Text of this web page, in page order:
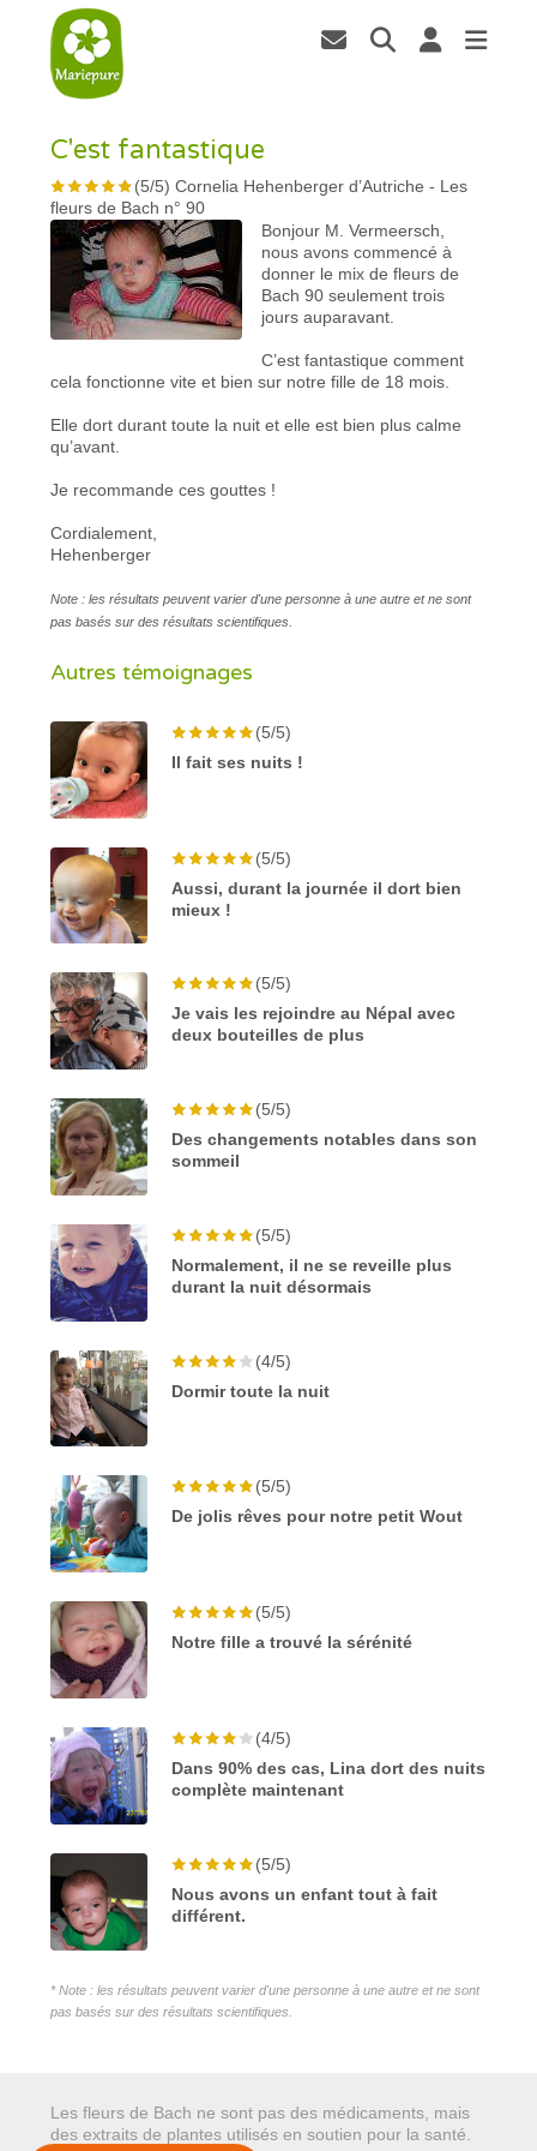
C'est fantastique
(5/5)Cornelia Hehenberger d’Autriche - Les
fleurs de Bach n° 90
Bonjour M. Vermeersch,
nous avons commencé à
donner le mix de fleurs de
Bach 90 seulement trois
jours auparavant.
C’est fantastique comment
cela fonctionne vite et bien sur notre fille de 18 mois.
Elle dort durant toute la nuit et elle est bien plus calme
qu’avant.
Je recommande ces gouttes !
Cordialement,
Hehenberger
Note : les résultats peuvent varier d'une personne à une autre et ne sont
pas basés sur des résultats scientifiques.
Autres témoignages
(5/5)
Il fait ses nuits !
(5/5)
Aussi, durant la journée il dort bien
mieux !
(5/5)
Je vais les rejoindre au Népal avec
deux bouteilles de plus
(5/5)
Des changements notables dans son
sommeil
(5/5)
Normalement, il ne se reveille plus
durant la nuit désormais
(4/5)
Dormir toute la nuit
(5/5)
De jolis rêves pour notre petit Wout
(5/5)
Notre fille a trouvé la sérénité
(4/5)
Dans 90% des cas, Lina dort des nuits
complète maintenant
(5/5)
Nous avons un enfant tout à fait
différent.
* Note : les résultats peuvent varier d'une personne à une autre et ne sont
pas basés sur des résultats scientifiques.
Les fleurs de Bach ne sont pas des médicaments, mais
des extraits de plantes utilisés en soutien pour la santé.